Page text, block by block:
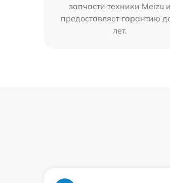
запчасти техники Meizu и
предоставляет гарантию
лет.